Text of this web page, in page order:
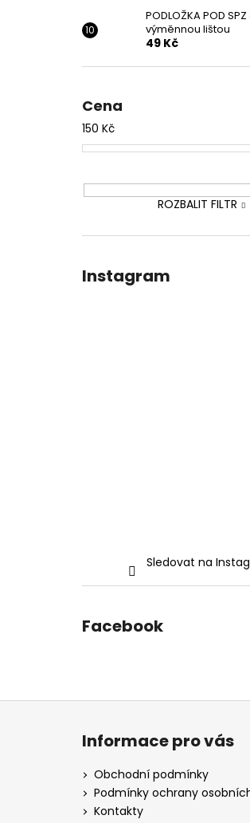
PODLOŽKA POD SPZ
výměnnou lištou
49 Kč
Cena
150 Kč
ROZBALIT FILTR
Instagram
Sledovat na
Facebook
Informace pro vás
Obchodní podmínky
Podmínky ochrany
Kontakty